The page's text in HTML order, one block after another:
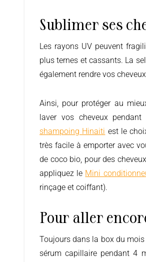
Sublimer ses
Les rayons UV peuvent fragiliser la fibre capillaire et rendre ainsi vos cheveux
plus ternes et cassants. La
également rendre vos
Ainsi, pour protéger au
laver vos cheveux
shampoing Hinaiti est le
très facile à emporter avec
de coco bio, pour des
appliquez le Mini
rinçage et coiffant).
Pour aller
Toujours dans la box du mois d’août de Belle au Naturel, optez pour une cure de
sérum capillaire pendant 4